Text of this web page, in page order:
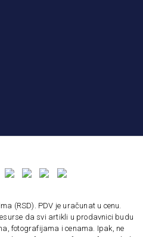
(RSD). PDV je uračunat u cenu.
da svi artikli u prodavnici budu
fotografijama i cenama. Ipak, ne